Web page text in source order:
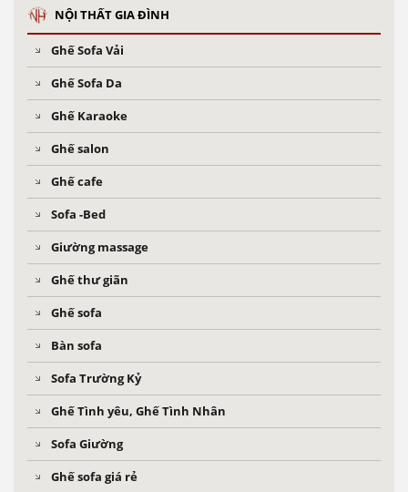
NỘI THẤT GIA ĐÌNH
Ghế Sofa Vải
Ghế Sofa Da
Ghế Karaoke
Ghế salon
Ghế cafe
Sofa -Bed
Giường massage
Ghế thư giãn
Ghế sofa
Bàn sofa
Sofa Trường Kỷ
Ghế Tình yêu, Ghế Tình Nhân
Sofa Giường
Ghế sofa giá rẻ